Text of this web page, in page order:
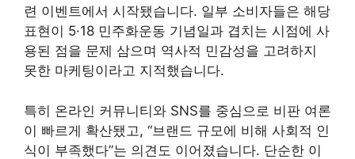
련 이벤트에서 시작됐습니다. 일부 소비자들은 해당
표현이 5·18 민주화운동 기념일과 겹치는 시점에 사
용된 점을 문제 삼으며 역사적 민감성을 고려하지
못한 마케팅이라고 지적했습니다.
특히 온라인 커뮤니티와 SNS를 중심으로 비판 여론
이 빠르게 확산됐고, “브랜드 규모에 비해 사회적 인
식이 부족했다”는 의견도 이어졌습니다. 단순한 이